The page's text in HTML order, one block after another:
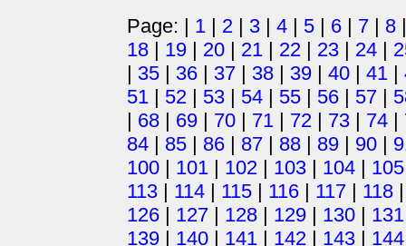
Page: | 1 | 2 | 3 | 4 | 5 | 6 | 7 | 8
18 | 19 | 20 | 21 | 22 | 23 | 24 |
| 35 | 36 | 37 | 38 | 39 | 40 | 41 |
51 | 52 | 53 | 54 | 55 | 56 | 57 |
| 68 | 69 | 70 | 71 | 72 | 73 | 74 |
84 | 85 | 86 | 87 | 88 | 89 | 90 |
100 | 101 | 102 | 103 | 104 | 105
113 | 114 | 115 | 116 | 117 | 118
126 | 127 | 128 | 129 | 130 | 131
139 | 140 | 141 | 142 | 143 | 144